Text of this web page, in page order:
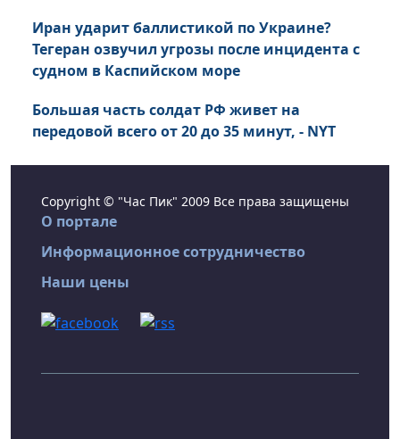
Иран ударит баллистикой по Украине?
Тегеран озвучил угрозы после инцидента с
судном в Каспийском море
Большая часть солдат РФ живет на
передовой всего от 20 до 35 минут, - NYT
Copyright © "Час Пик" 2009 Все права защищены
О портале
Информационное сотрудничество
Наши цены